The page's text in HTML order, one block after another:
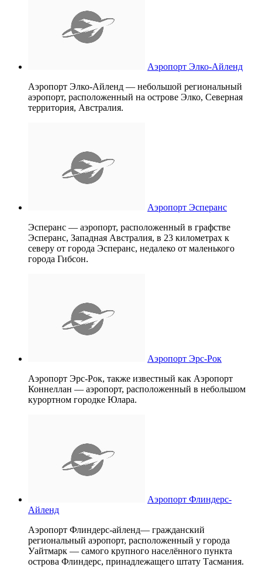
Аэропорт Элко-Айленд
Аэропорт Элко-Айленд — небольшой региональный
аэропорт, расположенный на острове Элко, Северная
территория, Австралия.
Аэропорт Эсперанс
Эсперанс — аэропорт, расположенный в графстве
Эсперанс, Западная Австралия, в 23 километрах к
северу от города Эсперанс, недалеко от маленького
города Гибсон.
Аэропорт Эрс-Рок
Аэропорт Эрс-Рок, также известный как Аэропорт
Коннеллан — аэропорт, расположенный в небольшом
курортном городке Юлара.
Аэропорт Флиндерс-
Айленд
Аэропорт Флиндерс-айленд— гражданский
региональный аэропорт, расположенный у города
Уайтмарк — самого крупного населённого пункта
острова Флиндерс, принадлежащего штату Тасмания.